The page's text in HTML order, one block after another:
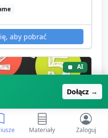
aby pobrać
AI
Dołącz →
Materiały Zaloguj